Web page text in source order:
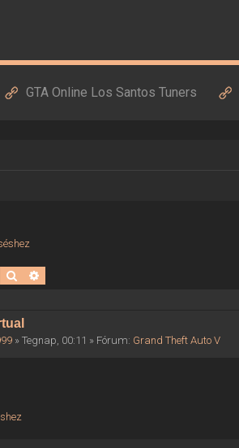
GTA Online Los Santos Tuners
Keresés
» Tegnap, 00:11 » Fórum: Grand Theft Auto V